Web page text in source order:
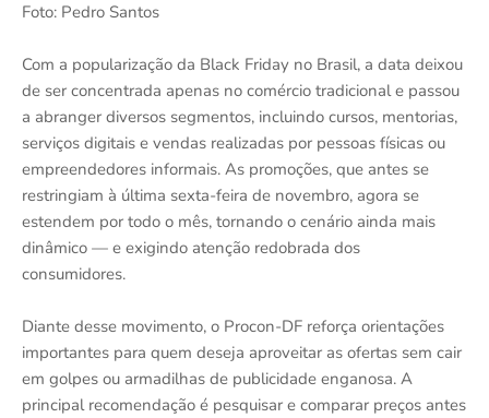
Foto: Pedro Santos
Com a popularização da Black Friday no Brasil, a data deixou
de ser concentrada apenas no comércio tradicional e passou
a abranger diversos segmentos, incluindo cursos, mentorias,
serviços digitais e vendas realizadas por pessoas físicas ou
empreendedores informais. As promoções, que antes se
restringiam à última sexta-feira de novembro, agora se
estendem por todo o mês, tornando o cenário ainda mais
dinâmico — e exigindo atenção redobrada dos
consumidores.
Diante desse movimento, o Procon-DF reforça orientações
importantes para quem deseja aproveitar as ofertas sem cair
em golpes ou armadilhas de publicidade enganosa. A
principal recomendação é pesquisar e comparar preços antes